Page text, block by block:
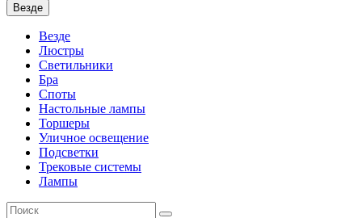
Везде
Везде
Люстры
Светильники
Бра
Споты
Настольные лампы
Торшеры
Уличное освещение
Подсветки
Трековые системы
Лампы